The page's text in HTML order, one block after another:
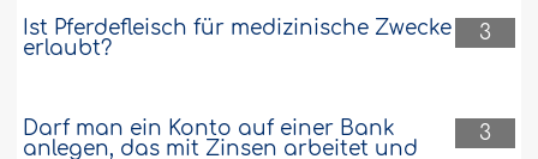
3
Ist Pferdefleisch für medizinische Zwecke
erlaubt?
3
Darf man ein Konto auf einer Bank
anlegen, das mit Zinsen arbeitet und